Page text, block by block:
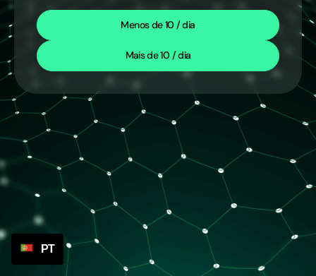
Menos de 10 / dia
Mais de 10 / dia
PT